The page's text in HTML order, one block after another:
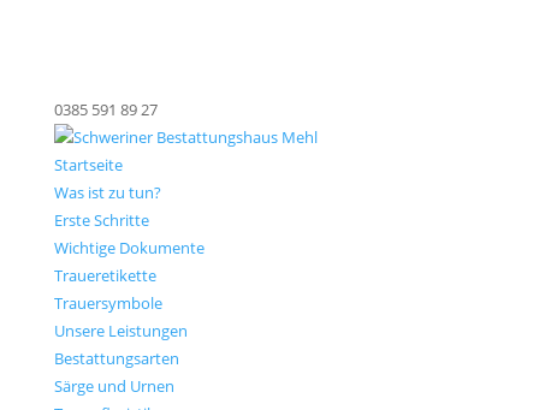
0385 591 89 27
Startseite
Was ist zu tun?
Erste Schritte
Wichtige Dokumente
Traueretikette
Trauersymbole
Unsere Leistungen
Bestattungsarten
Särge und Urnen